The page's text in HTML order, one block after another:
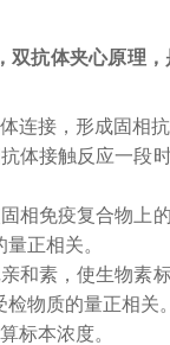
双抗体夹心原理
连接，形成固相
抗体接触反应一
固相免疫复合物
正相关。
亲和素，使生物
物质的量正相关。
标本浓度。